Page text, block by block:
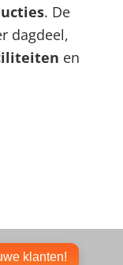
. De
dagdeel,
en
klanten!